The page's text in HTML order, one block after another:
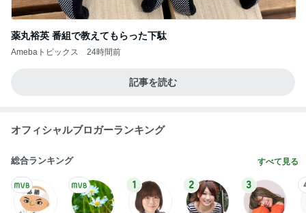
薬丸裕英 番組で教えてもらった下駄
Amebaトピックス 24時間前
記事を読む
オフィシャルブロガーランキング
総合ランキング すべて見る
1 2 3